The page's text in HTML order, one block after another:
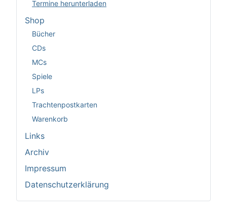
Termine herunterladen
Shop
Bücher
CDs
MCs
Spiele
LPs
Trachtenpostkarten
Warenkorb
Links
Archiv
Impressum
Datenschutzerklärung